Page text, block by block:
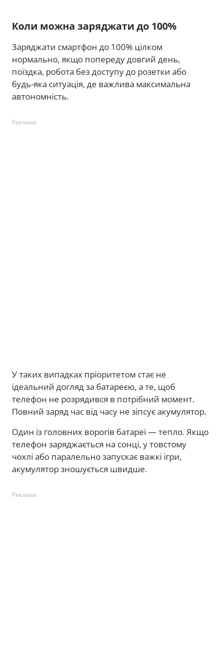
Коли можна заряджати до 100%
Заряджати смартфон до 100% цілком
нормально, якщо попереду довгий день,
поїздка, робота без доступу до розетки або
будь-яка ситуація, де важлива максимальна
автономність.
Реклама
У таких випадках пріоритетом стає не
ідеальний догляд за батареєю, а те, щоб
телефон не розрядився в потрібний момент.
Повний заряд час від часу не зіпсує акумулятор.
Один із головних ворогів батареї — тепло. Якщо
телефон заряджається на сонці, у товстому
чохлі або паралельно запускає важкі ігри,
акумулятор зношується швидше.
Реклама